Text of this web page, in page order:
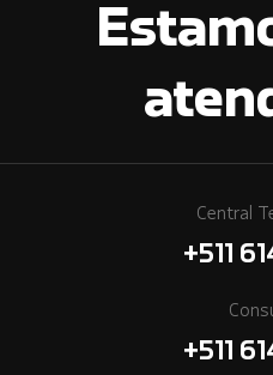
Central
+511
+511